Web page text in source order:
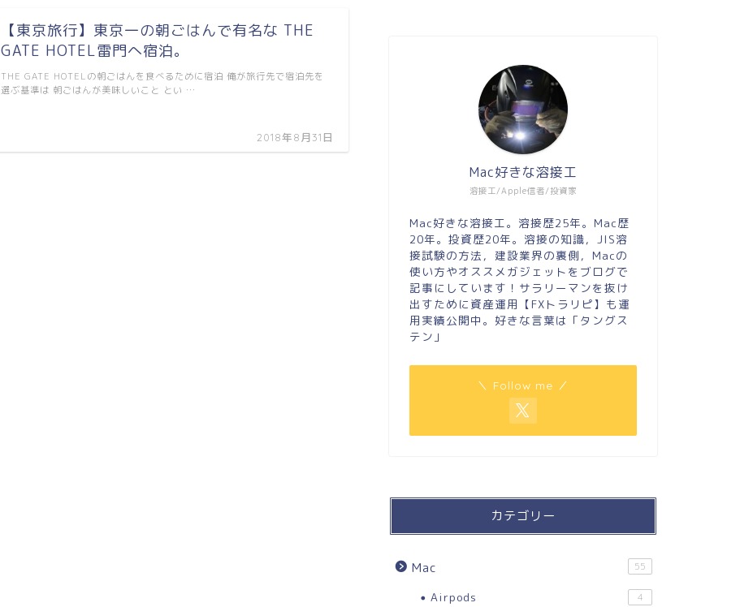
【東京旅行】東京一の朝ごはんで有名な THE
GATE HOTEL雷門へ宿泊。
2018年8月31日
THE GATE HOTELの朝ごはんを食べるために宿泊 俺が旅行先で宿泊先を
選ぶ基準は 朝ごはんが美味しいこと とい …
溶接工/Apple信者/投資家
Mac好きな溶接工
Mac好きな溶接工。溶接歴25年。Mac歴
20年。投資歴20年。溶接の知識，JIS溶
接試験の方法，建設業界の裏側，Macの
使い方やオススメガジェットをブログで
記事にしています！サラリーマンを抜け
出すために資産運用【FXトラリピ】も運
用実績公開中。好きな言葉は「タングス
テン」
＼ Follow me ／
カテゴリー
Mac 55
Airpods 4